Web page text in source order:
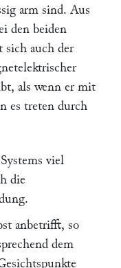
arm sind. Aus
den beiden
sich auch der
als wenn er mit
es treten durch
viel
die
anbetrifft, so
dem